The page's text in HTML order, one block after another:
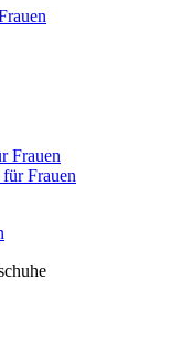
Frauen
Frauen